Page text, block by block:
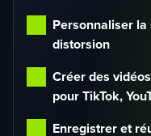
Personnaliser
distorsion
Créer des
pour TikTok,
Enregistrer et